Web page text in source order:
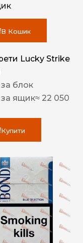
В Кошик
Lucky Strike
за блок
за ящик≈ 22 050
Купити